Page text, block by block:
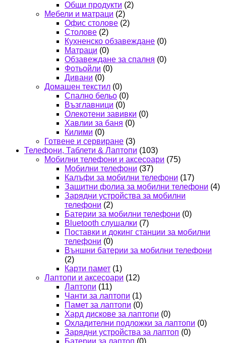
Общи продукти (2)
Мебели и матраци (2)
Офис столове (2)
Столове (2)
Кухненско обзавеждане (0)
Матраци (0)
Обзавеждане за спалня (0)
Фотьойли (0)
Дивани (0)
Домашен текстил (0)
Спално бельо (0)
Възглавници (0)
Олекотени завивки (0)
Хавлии за баня (0)
Килими (0)
Готвене и сервиране (3)
Телефони, Таблети & Лаптопи (103)
Мобилни телефони и аксесоари (75)
Мобилни телефони (37)
Калъфи за мобилни телефони (17)
Защитни фолиа за мобилни телефони (4)
Зарядни устройства за мобилни
телефони (2)
Батерии за мобилни телефони (0)
Bluetooth слушалки (7)
Поставки и докинг станции за мобилни
телефони (0)
Външни батерии за мобилни телефони
(2)
Карти памет (1)
Лаптопи и аксесоари (12)
Лаптопи (11)
Чанти за лаптопи (1)
Памет за лаптопи (0)
Хард дискове за лаптопи (0)
Охладителни подложки за лаптопи (0)
Зарядни устройства за лаптоп (0)
Батерии за лаптоп (0)